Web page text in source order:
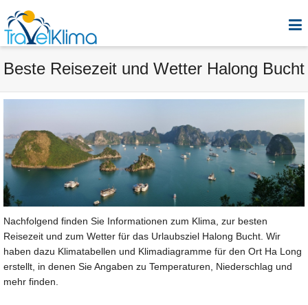
Beste Reisezeit und Wetter Halong Bucht
Nachfolgend finden Sie Informationen zum Klima, zur besten
Reisezeit und zum Wetter für das Urlaubsziel Halong Bucht. Wir
haben dazu Klimatabellen und Klimadiagramme für den Ort Ha Long
erstellt, in denen Sie Angaben zu Temperaturen, Niederschlag und
mehr finden.